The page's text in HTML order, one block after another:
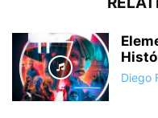
Diego